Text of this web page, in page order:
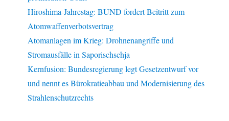
Hiroshima-Jahrestag: BUND fordert Beitritt zum
Atomwaffenverbotsvertrag
Atomanlagen im Krieg: Drohnenangriffe und
Stromausfälle in Saporischschja
Kernfusion: Bundesregierung legt Gesetzentwurf vor
und nennt es Bürokratieabbau und Modernisierung des
Strahlenschutzrechts